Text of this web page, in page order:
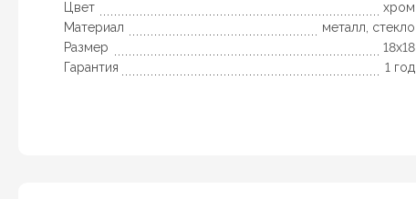
Цвет
хром
Материал
металл, стекло
Размер
18x18
Гарантия
1 год